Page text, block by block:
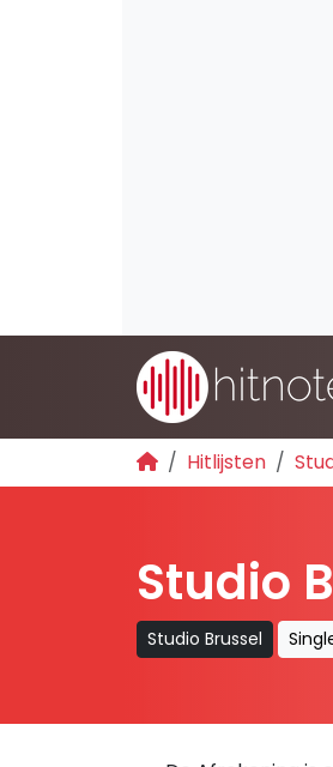
Hitlijsten
Studio
Studio Brussel